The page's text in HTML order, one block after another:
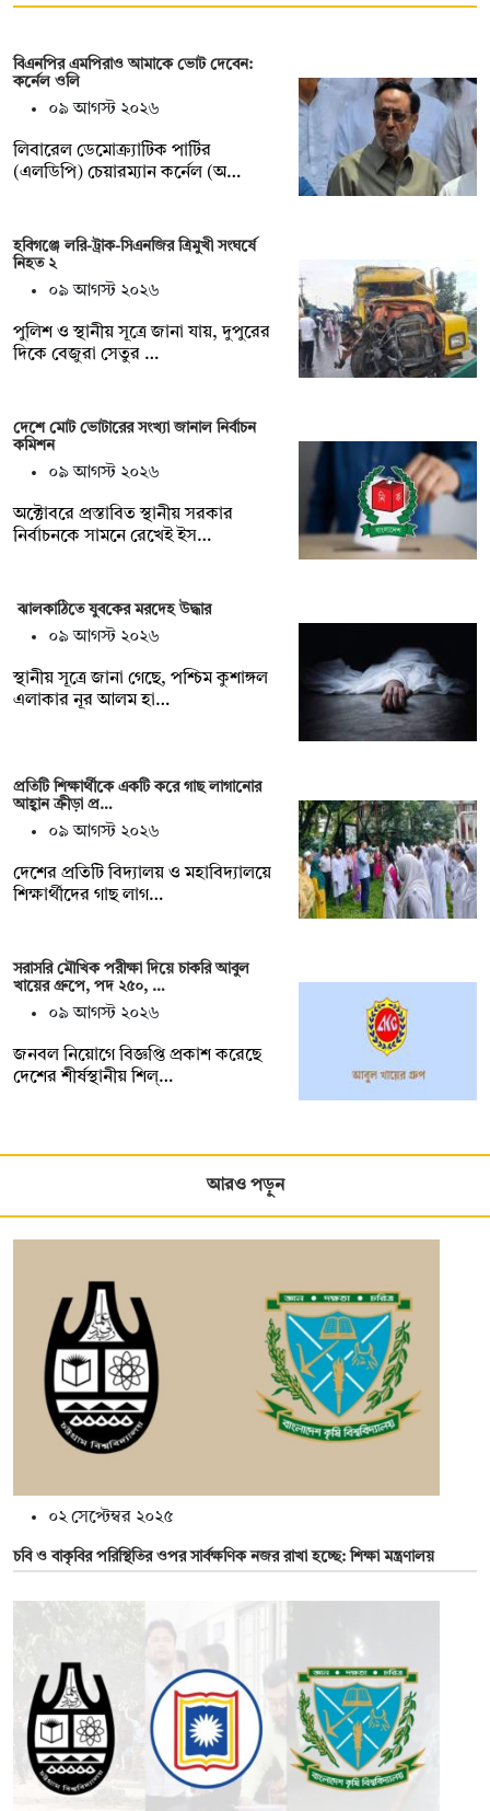
বিএনপির এমপিরাও আমাকে ভোট দেবেন:
কর্নেল ওলি
০৯ আগস্ট ২০২৬
লিবারেল ডেমোক্র্যাটিক পার্টির
(এলডিপি) চেয়ারম্যান কর্নেল (অ…
হবিগঞ্জে লরি-ট্রাক-সিএনজির ত্রিমুখী সংঘর্ষে
নিহত ২
০৯ আগস্ট ২০২৬
পুলিশ ও স্থানীয় সূত্রে জানা যায়, দুপুরের
দিকে বেজুরা সেতুর …
দেশে মোট ভোটারের সংখ্যা জানাল নির্বাচন
কমিশন
০৯ আগস্ট ২০২৬
অক্টোবরে প্রস্তাবিত স্থানীয় সরকার
নির্বাচনকে সামনে রেখেই ইস…
ঝালকাঠিতে যুবকের মরদেহ উদ্ধার
০৯ আগস্ট ২০২৬
স্থানীয় সূত্রে জানা গেছে, পশ্চিম কুশাঙ্গল
এলাকার নূর আলম হা…
প্রতিটি শিক্ষার্থীকে একটি করে গাছ লাগানোর
আহ্বান ক্রীড়া প্র…
০৯ আগস্ট ২০২৬
দেশের প্রতিটি বিদ্যালয় ও মহাবিদ্যালয়ে
শিক্ষার্থীদের গাছ লাগ…
সরাসরি মৌখিক পরীক্ষা দিয়ে চাকরি আবুল
খায়ের গ্রুপে, পদ ২৫০, …
০৯ আগস্ট ২০২৬
জনবল নিয়োগে বিজ্ঞপ্তি প্রকাশ করেছে
দেশের শীর্ষস্থানীয় শিল্…
আরও পড়ুন
০২ সেপ্টেম্বর ২০২৫
চবি ও বাকৃবির পরিস্থিতির ওপর সার্বক্ষণিক নজর রাখা হচ্ছে: শিক্ষা মন্ত্রণালয়